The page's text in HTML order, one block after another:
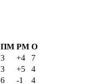
ПМ РМ О
3 +4
7
3 +5
4
6 -1 4